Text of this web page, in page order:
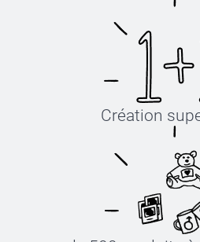
Création